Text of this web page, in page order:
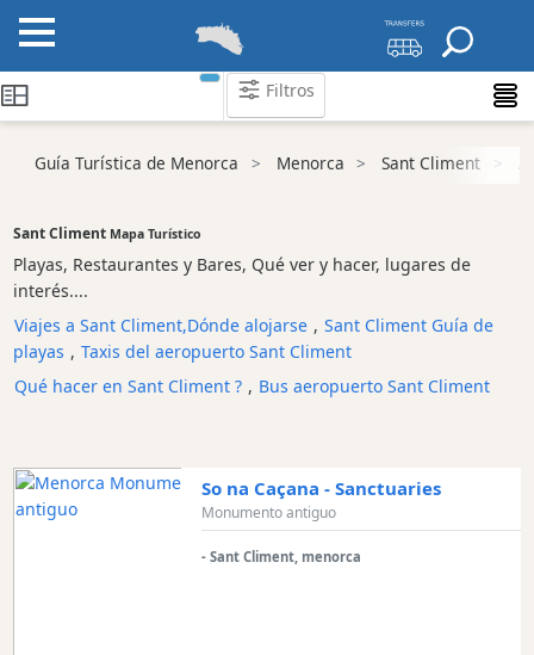
Atraccion
Lugares
de
interés
y
lugares
de
interés
Parque
Natural
Guía Turística de Menorca Menorca Sant Climent
Sant Climent Mapa Turístico
Playas, Restaurantes y Bares, Qué ver y hacer, lugares de
interés....
Viajes a Sant Climent,Dónde alojarse , Sant Climent Guía de
playas , Taxis del aeropuerto Sant Climent
Qué hacer en Sant Climent ? , Bus aeropuerto Sant Climent
So na Caçana - Sanctuaries
Monumento antiguo
- Sant Climent, menorca
Filtros